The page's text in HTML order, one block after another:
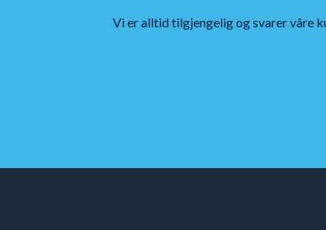
Vi er alltid tilgjengelig og svarer våre